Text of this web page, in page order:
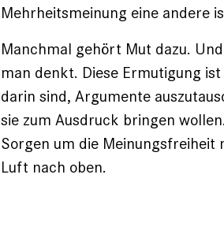
Mehrheitsmeinung eine andere
Manchmal gehört Mut dazu.
man denkt. Diese Ermutigung
darin sind, Argumente
sie zum Ausdruck bringen
Sorgen um die
Luft nach oben.